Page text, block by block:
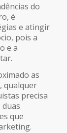
do
é
e atingir
pois a
e a
as
qualquer
precisa
que